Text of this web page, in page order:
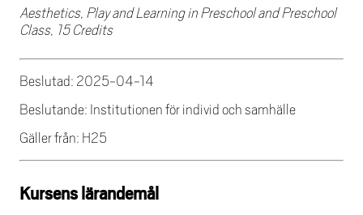
Aesthetics, Play and Learning in Preschool and Preschool
Class, 15 Credits
Beslutad: 2025-04-14
Beslutande: Institutionen för individ och samhälle
Gäller från: H25
Kursens lärandemål